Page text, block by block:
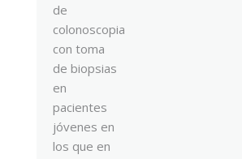
de
colonoscopia
con toma
de biopsias
en
pacientes
jóvenes en
los que en